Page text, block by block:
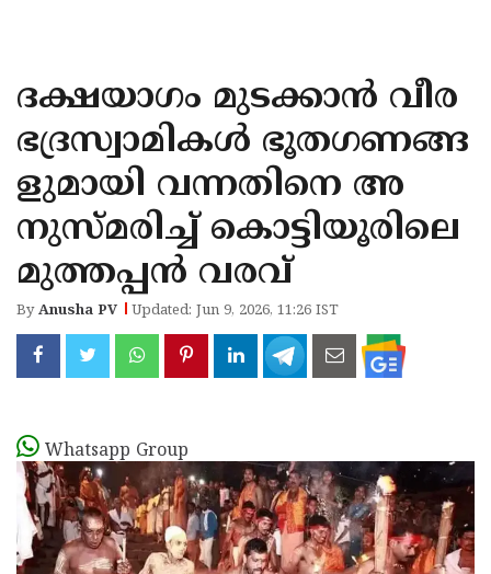
KANNUR
KASARAGOD
ദക്ഷയാഗം മുടക്കാന്‍ വീര
ഭദ്രസ്വാമികള്‍ ഭൂതഗണങ്ങ
ളുമായി വന്നതിനെ അ
നുസ്മരിച്ച് കൊട്ടിയൂരിലെ
മുത്തപ്പന്‍ വരവ്
ByAnusha PV Updated: Jun 9, 2026, 11:26 IST
Whatsapp Group